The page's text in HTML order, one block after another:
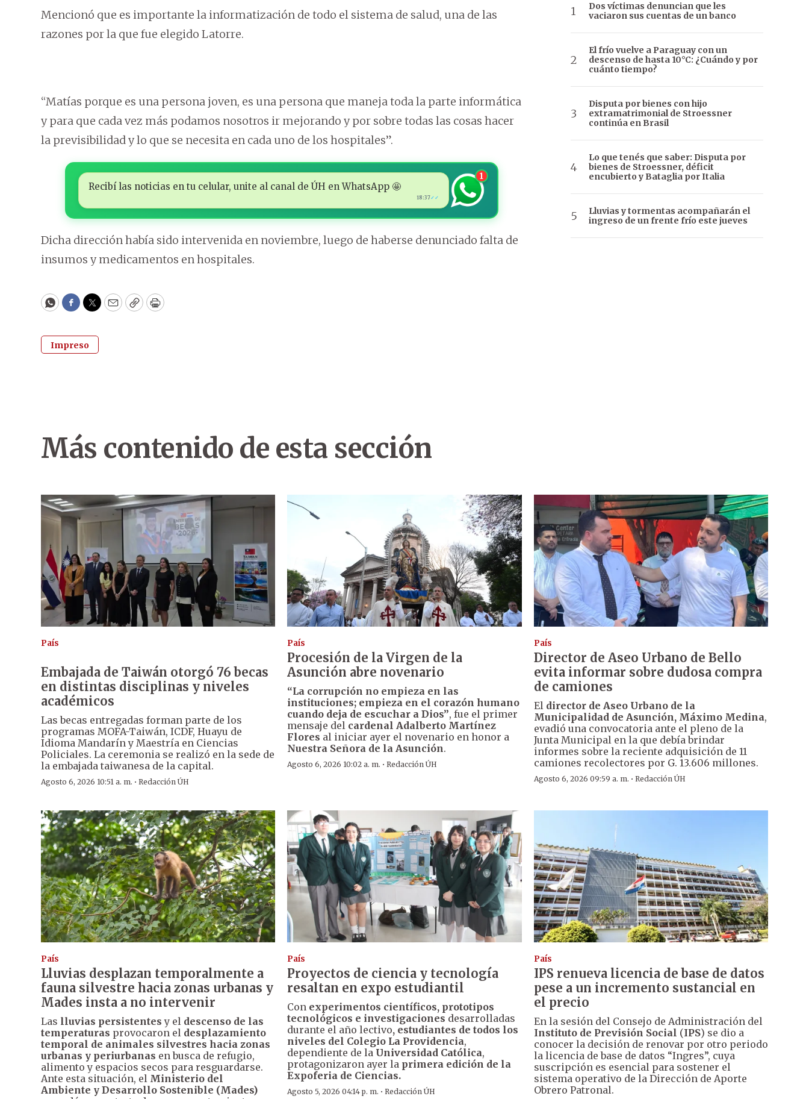
Mencionó que es importante la informatización de todo el sistema de salud, una de las
razones por la que fue elegido Latorre.
“Matías porque es una persona joven, es una persona que maneja toda la parte informática
y para que cada vez más podamos nosotros ir mejorando y por sobre todas las cosas hacer
la previsibilidad y lo que se necesita en cada uno de los hospitales”.
Recibí las noticias en tu celular, unite al canal de ÚH en WhatsApp 🤩
18:37✓✓
1
Dicha dirección había sido intervenida en noviembre, luego de haberse denunciado falta de
insumos y medicamentos en hospitales.
WhatsApp
Facebook
Twitter
EmailCopyPrint
Impreso
Dos víctimas denuncian que les
vaciaron sus cuentas de un banco
El frío vuelve a Paraguay con un
descenso de hasta 10°C: ¿Cuándo y por
cuánto tiempo?
Disputa por bienes con hijo
extramatrimonial de Stroessner
continúa en Brasil
Lo que tenés que saber: Disputa por
bienes de Stroessner, déficit
encubierto y Bataglia por Italia
Lluvias y tormentas acompañarán el
ingreso de un frente frío este jueves
Más contenido de esta sección
País
Embajada de Taiwán otorgó 76 becas
en distintas disciplinas y niveles
académicos
Las becas entregadas forman parte de los
programas MOFA-Taiwán, ICDF, Huayu de
Idioma Mandarín y Maestría en Ciencias
Policiales. La ceremonia se realizó en la sede de
la embajada taiwanesa de la capital.
Agosto 6, 2026 10:51 a. m. · Redacción ÚH
País
Procesión de la Virgen de la
Asunción abre novenario
“La corrupción no empieza en las
instituciones; empieza en el corazón humano
cuando deja de escuchar a Dios”, fue el primer
mensaje del cardenal Adalberto Martínez
Flores al iniciar ayer el novenario en honor a
Nuestra Señora de la Asunción.
Agosto 6, 2026 10:02 a. m. ·Redacción ÚH
País
Director de Aseo Urbano de Bello
evita informar sobre dudosa compra
de camiones
El director de Aseo Urbano de la
Municipalidad de Asunción, Máximo Medina,
evadió una convocatoria ante el pleno de la
Junta Municipal en la que debía brindar
informes sobre la reciente adquisición de 11
camiones recolectores por G. 13.606 millones.
Agosto 6, 2026 09:59 a. m. · Redacción ÚH
País
Lluvias desplazan temporalmente a
fauna silvestre hacia zonas urbanas y
Mades insta a no intervenir
Las lluvias persistentes y el descenso de las
temperaturas provocaron el desplazamiento
temporal de animales silvestres hacia zonas
urbanas y periurbanas en busca de refugio,
alimento y espacios secos para resguardarse.
Ante esta situación, el Ministerio del
Ambiente y Desarrollo Sostenible (Mades)
País
Proyectos de ciencia y tecnología
resaltan en expo estudiantil
Con experimentos científicos, prototipos
tecnológicos e investigaciones desarrolladas
durante el año lectivo, estudiantes de todos los
niveles del Colegio La Providencia,
dependiente de la Universidad Católica,
protagonizaron ayer la primera edición de la
Expoferia de Ciencias.
Agosto 5, 2026 04:14 p. m. ·Redacción ÚH
País
IPS renueva licencia de base de datos
pese a un incremento sustancial en
el precio
En la sesión del Consejo de Administración del
Instituto de Previsión Social (IPS) se dio a
conocer la decisión de renovar por otro periodo
la licencia de base de datos “Ingres”, cuya
suscripción es esencial para sostener el
sistema operativo de la Dirección de Aporte
Obrero Patronal.